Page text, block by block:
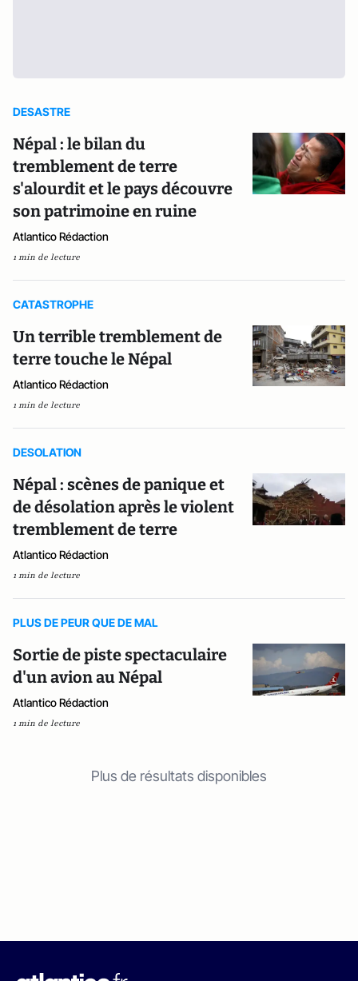
DESASTRE
Népal : le bilan du
tremblement de terre
s'alourdit et le pays découvre
son patrimoine en ruine
Atlantico Rédaction
1 min de lecture
CATASTROPHE
Un terrible tremblement de
terre touche le Népal
Atlantico Rédaction
1 min de lecture
DESOLATION
Népal : scènes de panique et
de désolation après le violent
tremblement de terre
Atlantico Rédaction
1 min de lecture
PLUS DE PEUR QUE DE MAL
Sortie de piste spectaculaire
d'un avion au Népal
Atlantico Rédaction
1 min de lecture
Plus de résultats disponibles